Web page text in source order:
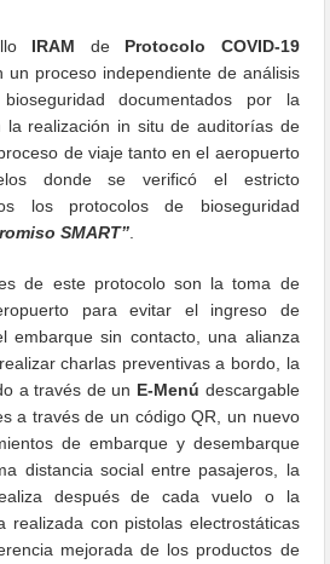
IRAM de Protocolo COVID-19
un proceso independiente de análisis
documentados por la
realización in situ de auditorías de
de viaje tanto en el aeropuerto
donde se verificó el estricto
los protocolos de bioseguridad
SMART”
de este protocolo son la toma de
para evitar el ingreso de
embarque sin contacto, una alianza
charlas preventivas a bordo, la
a través de un E-Menú descargable
a través de un código QR, un nuevo
de embarque y desembarque
distancia social entre pasajeros, la
después de cada vuelo o la
realizada con pistolas electrostáticas
mejorada de los productos de